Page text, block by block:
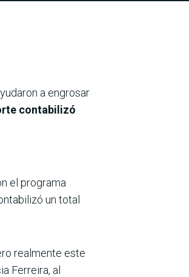
a engrosar
contabilizó
el programa
un total
realmente este
Ferreira, al